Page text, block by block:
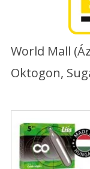
World Mall
Oktogon,